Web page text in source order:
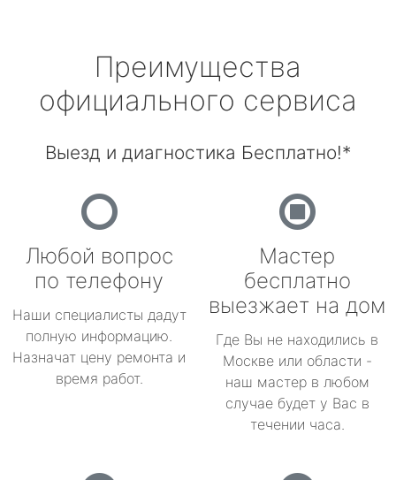
Преимущества
официального сервиса
Выезд и диагностика Бесплатно!*
Любой вопрос
по телефону
Наши специалисты дадут
полную информацию.
Назначат цену ремонта и
время работ.
Мастер
бесплатно
выезжает на дом
Где Вы не находились в
Москве или области -
наш мастер в любом
случае будет у Вас в
течении часа.